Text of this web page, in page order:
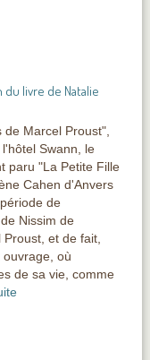
du livre de Natalie
Marcel Proust",
Swann, le
paru "La Petite Fille
Cahen d'Anvers
de
Nissim de
et de fait,
où
de sa vie, comme